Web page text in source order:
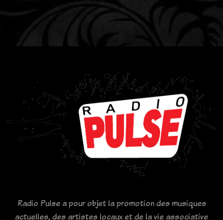
Radio Pulse a pour objet la promotion des musiques
actuelles, des artistes locaux et de la vie associative